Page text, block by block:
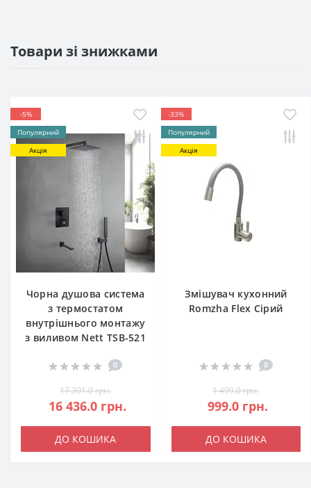
Товари зі знижками
-5%
Популярний
Акція
Чорна душова система
з термостатом
внутрішнього монтажу
з виливом Nett TSB-521
0
17 301.0 грн.
16 436.0 грн.
ДО КОШИКА
-33%
Популярний
Акція
Змішувач кухонний
Romzha Flex Сірий
0
1 499.0 грн.
999.0 грн.
ДО КОШИКА